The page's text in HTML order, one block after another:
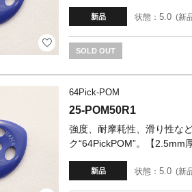
新品 状態： 5.0 新
SOLD OUT
64Pick-POM
25-POM50R1
強度、耐摩耗性、滑り性な
ク“64PickPOM”。【2.5mm厚
新品 状態： 5.0 新